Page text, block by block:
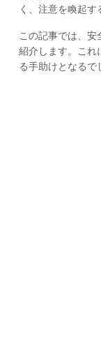
く、注意を喚起す
この記事では、安
紹介します。これ
る手助けとなるで